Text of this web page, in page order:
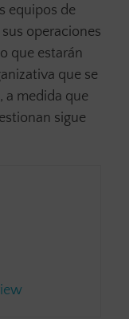
equipos de
operaciones
que estarán
que se
a medida que
sigue